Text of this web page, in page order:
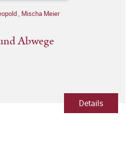
, Mischa Meier
Abwege
Details